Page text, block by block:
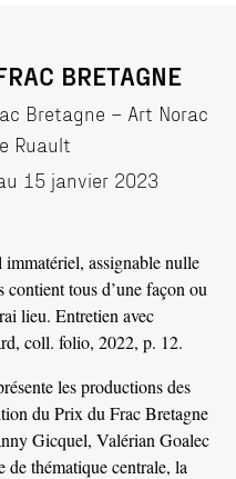
BRETAGNE
Bretagne – Art Norac
Ruault
15 janvier 2023
assignable nulle
contient tous d’une façon ou
lieu. Entretien avec
coll. folio, 2022, p. 12.
les productions des
du Prix du Frac Bretagne
Gicquel, Valérian Goalec
de thématique centrale, la